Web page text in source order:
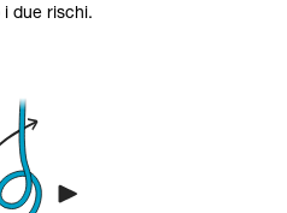
i due rischi.